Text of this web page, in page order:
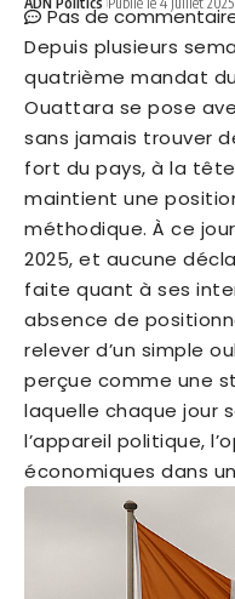
Pas de
Depuis plusieurs
quatrième mandat
Ouattara se pose
sans jamais trouver
fort du pays, à la tête
maintient une
méthodique. À ce
2025, et aucune
faite quant à ses
absence de
relever d’un simple
perçue comme une
laquelle chaque jour
l’appareil politique,
économiques dans